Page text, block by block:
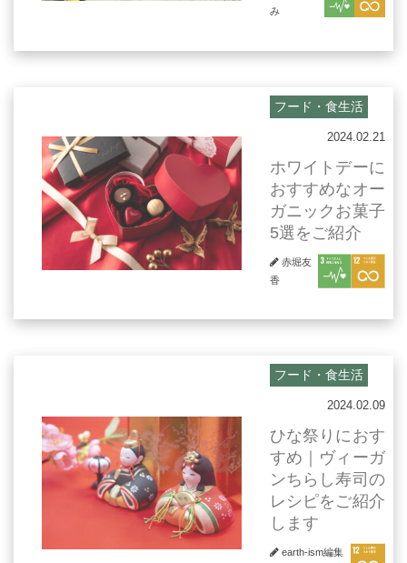
み
フード・食生活
2024.02.21
ホワイトデーに
おすすめなオー
ガニックお菓子
5選をご紹介
赤堀友
香
フード・食生活
2024.02.09
ひな祭りにおす
すめ｜ヴィーガ
ンちらし寿司の
レシピをご紹介
します
earth-ism編集